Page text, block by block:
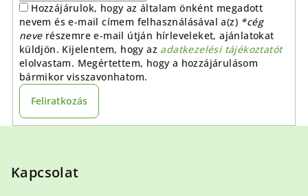
Hozzájárulok, hogy az általam önként megadott
nevem és e-mail címem felhasználásával a(z) *cég
neverészemre e-mail útján hírleveleket, ajánlatokat
küldjön. Kijelentem, hogy az adatkezelési tájékoztatót
elolvastam. Megértettem, hogy a hozzájárulásom
bármikor visszavonhatom.
Feliratkozás
Kapcsolat